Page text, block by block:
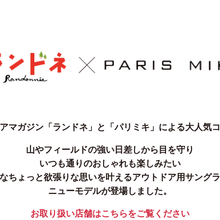
マガジン「ランドネ」と 「パリミキ」による大人気
山やフィールドの強い日差しから目を守り
いつも通りのおしゃれも楽しみたい
ちょっと欲張りな思いを叶えるアウトドア用サング
ニューモデルが登場しました。
お取り扱い店舗はこちらをご覧ください